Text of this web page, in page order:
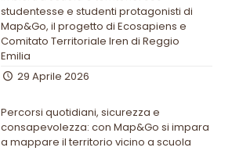
studentesse e studenti protagonisti di
Map&Go, il progetto di Ecosapiens e
Comitato Territoriale Iren di Reggio
Emilia
29 Aprile 2026
Percorsi quotidiani, sicurezza e
consapevolezza: con Map&Go si impara
a mappare il territorio vicino a scuola